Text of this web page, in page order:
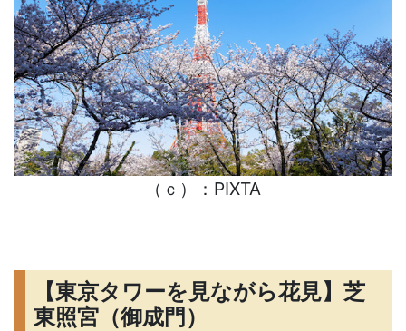
（ｃ）：PIXTA
【東京タワーを見ながら花見】芝
東照宮（御成門）